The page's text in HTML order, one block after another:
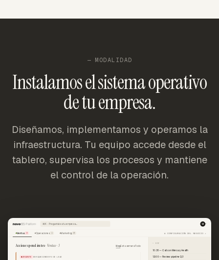
— MODALIDAD
Instalamos el sistema operativo
de tu empresa.
Diseñamos, implementamos y operamos la
infraestructura. Tu equipo accede desde el
tablero, supervisa los procesos y mantiene
el control de la operación.